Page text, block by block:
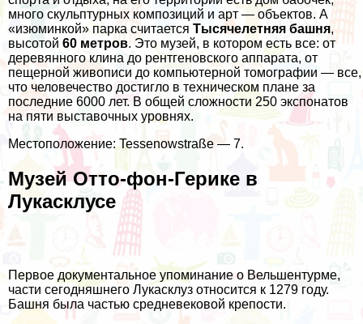
много скульптурных композиций и арт — объектов. А
«изюминкой» парка считается Тысячелетняя башня,
высотой 60 метров. Это музей, в котором есть все: от
деревянного клина до рентгеновского аппарата, от
пещерной живописи до компьютерной томографии — все,
что человечество достигло в техническом плане за
последние 6000 лет. В общей сложности 250 экспонатов
на пяти выставочных уровнях.
Местоположение: Tessenowstraße — 7.
Музей Отто-фон-Герике в
Лукасклусе
Первое документальное упоминание о Вельшентурме,
части сегодняшнего Лукасклуз относится к 1279 году.
Башня была частью средневековой крепости.